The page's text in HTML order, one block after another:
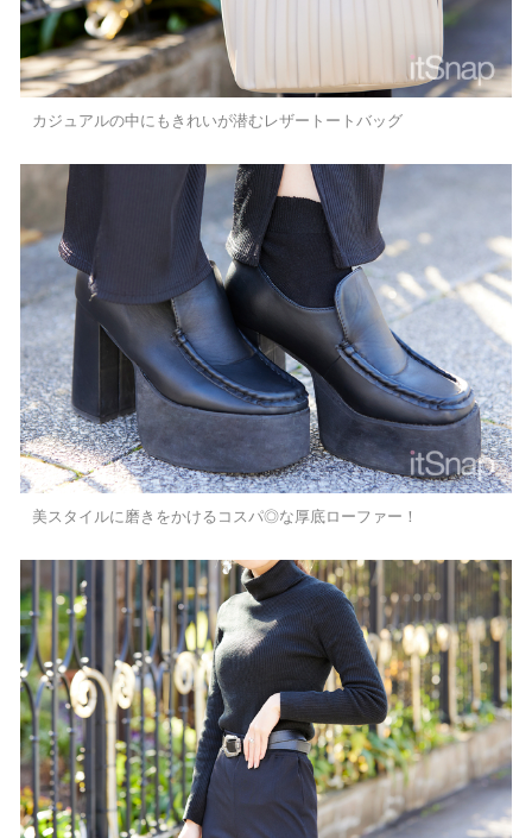
カジュアルの中にもきれいが潜むレザートートバッグ
美スタイルに磨きをかけるコスパ◎な厚底ローファー！